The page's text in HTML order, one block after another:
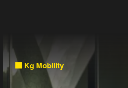
Kg Mobility